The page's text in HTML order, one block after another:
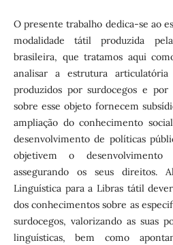
O presente trabalho dedica-se ao
modalidade tátil produzida
brasileira, que tratamos aqui
analisar a estrutura
produzidos por surdocegos e por
sobre esse objeto fornecem
ampliação do conhecimento
desenvolvimento de políticas
objetivem o desenvolvimento
assegurando os seus direitos.
Linguística para a Libras tátil
dos conhecimentos sobre as
surdocegos, valorizando as suas
linguísticas, bem como